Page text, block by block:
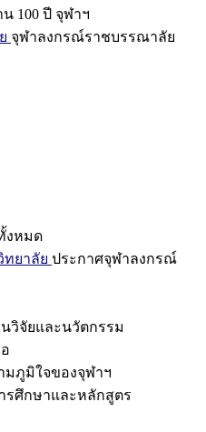
100 ปี จุฬาฯ
จุฬาลงกรณ์ราชบรรณาลัย
งหมด
ยาลัย ประกาศจุฬาลงกรณ์
นวิจัยและนวัตกรรม
มภูมิใจของจุฬาฯ
รศึกษาและหลักสูตร